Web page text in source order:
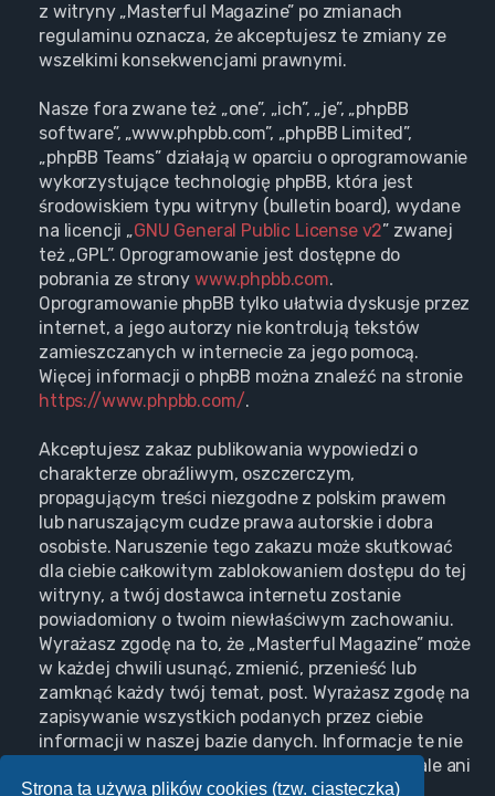
Strona ta używa plików cookies (tzw. ciasteczka)
z witryny „Masterful Magazine” po zmianach
regulaminu oznacza, że akceptujesz te zmiany ze
wszelkimi konsekwencjami prawnymi.
Nasze fora zwane też „one”, „ich”, „je”, „phpBB
software”, „www.phpbb.com”, „phpBB Limited”,
„phpBB Teams” działają w oparciu o oprogramowanie
wykorzystujące technologię phpBB, która jest
środowiskiem typu witryny (bulletin board), wydane
na licencji „GNU General Public License v2” zwanej
też „GPL”. Oprogramowanie jest dostępne do
pobrania ze strony www.phpbb.com.
Oprogramowanie phpBB tylko ułatwia dyskusje przez
internet, a jego autorzy nie kontrolują tekstów
zamieszczanych w internecie za jego pomocą.
Więcej informacji o phpBB można znaleźć na stronie
https://www.phpbb.com/.
Akceptujesz zakaz publikowania wypowiedzi o
charakterze obraźliwym, oszczerczym,
propagującym treści niezgodne z polskim prawem
lub naruszającym cudze prawa autorskie i dobra
osobiste. Naruszenie tego zakazu może skutkować
dla ciebie całkowitym zablokowaniem dostępu do tej
witryny, a twój dostawca internetu zostanie
powiadomiony o twoim niewłaściwym zachowaniu.
Wyrażasz zgodę na to, że „Masterful Magazine” może
w każdej chwili usunąć, zmienić, przenieść lub
zamknąć każdy twój temat, post. Wyrażasz zgodę na
zapisywanie wszystkich podanych przez ciebie
informacji w naszej bazie danych. Informacje te nie
będą przekazywane nikomu bez twojej zgody, ale ani
„Masterful Magazine”, ani phpBB nie ponosi